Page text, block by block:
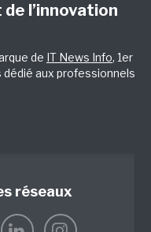
l’innovation
de IT News Info, 1er
aux professionnels
réseaux